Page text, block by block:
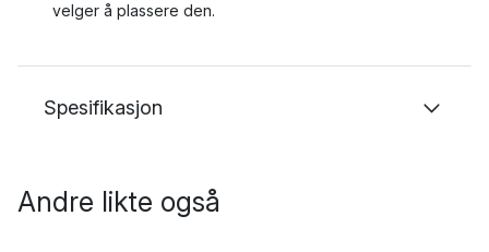
velger å plassere den.
Spesifikasjon
Andre likte også